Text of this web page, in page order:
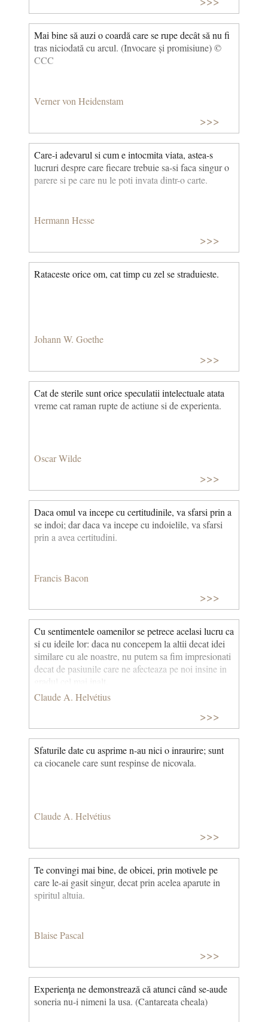
Mai bine să auzi o coardă care se rupe decât să nu fi
tras niciodată cu arcul. (Invocare și promisiune) ©
CCC
Verner von Heidenstam
>>>
Care-i adevarul si cum e intocmita viata, astea-s
lucruri despre care fiecare trebuie sa-si faca singur o
parere si pe care nu le poti invata dintr-o carte.
Hermann Hesse
>>>
Rataceste orice om, cat timp cu zel se straduieste.
Johann W. Goethe
>>>
Cat de sterile sunt orice speculatii intelectuale atata
vreme cat raman rupte de actiune si de experienta.
Oscar Wilde
>>>
Daca omul va incepe cu certitudinile, va sfarsi prin a
se indoi; dar daca va incepe cu indoielile, va sfarsi
prin a avea certitudini.
Francis Bacon
>>>
Cu sentimentele oamenilor se petrece acelasi lucru ca
si cu ideile lor: daca nu concepem la altii decat idei
similare cu ale noastre, nu putem sa fim impresionati
de­cat de pasiunile care ne afecteaza pe noi insine in
Claude A. Helvétius
>>>
Sfaturile date cu asprime n-au nici o inraurire; sunt
ca ciocanele care sunt respinse de nicovala.
Claude A. Helvétius
>>>
Te convingi mai bine, de obicei, prin motivele pe
care le-ai gasit singur, decat prin acelea aparute in
spiritul altuia.
Blaise Pascal
>>>
Experienţa ne demonstrează că atunci când se-aude
soneria nu-i nimeni la usa. (Cantareata cheala)